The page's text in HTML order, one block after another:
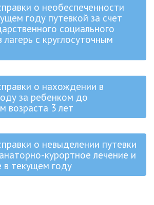
о необеспеченности
году путевкой за счет
социального
лагерь с круглосуточным
о нахождении в
за ребенком до
возраста 3 лет
о невыделении путевки
курортное лечение и
в текущем году